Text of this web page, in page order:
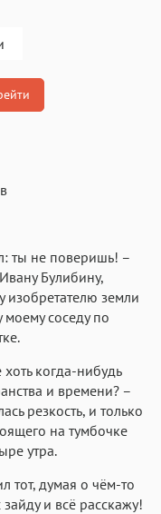
Sans
Аа
Times
Аа
New York
Аа
Times New Roman
Аа
SF Mono
ты не поверишь! –
Булибину,
изобретателю земли
моему соседу по
когда-нибудь
и времени? –
резкость, и только
на тумбочке
утра.
тот, думая о чём-то
и всё расскажу!